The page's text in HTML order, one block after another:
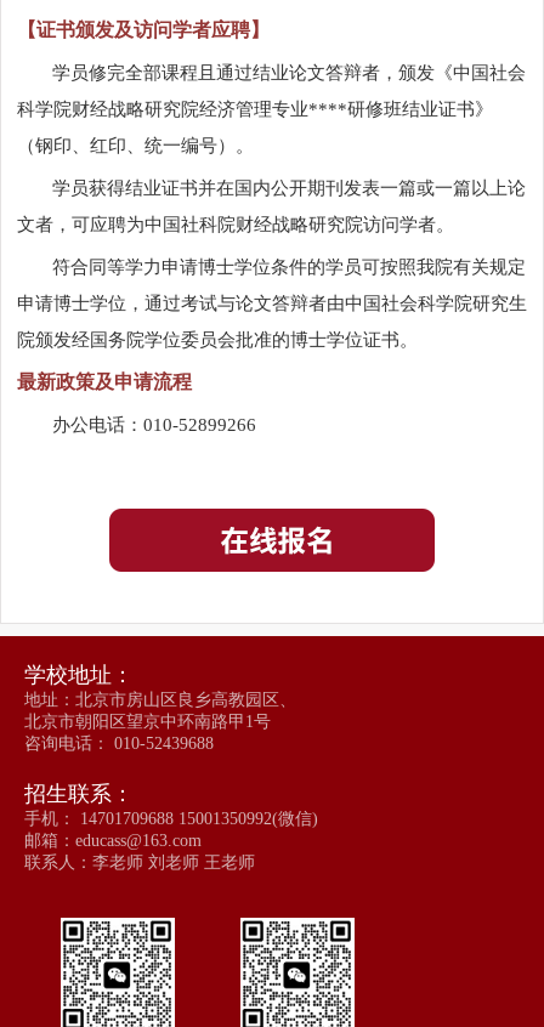
【证书颁发及访问学者应聘】
学员修完全部课程且通过结业论文答辩者，颁发《中国社会
科学院财经战略研究院经济管理专业****研修班结业证书》
（钢印、红印、统一编号）。
学员获得结业证书并在国内公开期刊发表一篇或一篇以上论
文者，可应聘为中国社科院财经战略研究院访问学者。
符合同等学力申请博士学位条件的学员可按照我院有关规定
申请博士学位，通过考试与论文答辩者由中国社会科学院研究生
院颁发经国务院学位委员会批准的博士学位证书。
最新政策及申请流程
办公电话：010-52899266
学校地址：
地址：北京市房山区良乡高教园区、
北京市朝阳区望京中环南路甲1号
咨询电话： 010-52439688
招生联系：
手机： 14701709688 15001350992(微信)
邮箱：educass@163.com
联系人：李老师 刘老师 王老师